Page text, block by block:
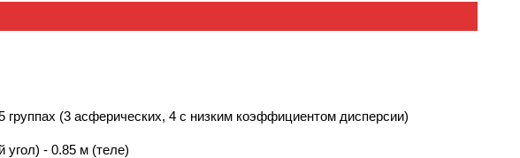
группах (3 асферических, 4 с низким коэффициентом дисперсии)
угол) - 0.85 м (теле)